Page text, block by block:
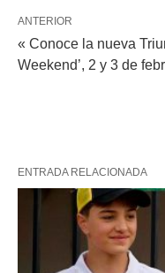
ANTERIOR
« Conoce la nueva
Weekend’, 2 y 3 de
ENTRADA RELACIONADA